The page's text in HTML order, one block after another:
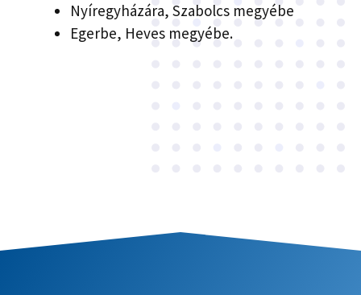
Nyíregyházára, Szabolcs megyébe
Egerbe, Heves megyébe.